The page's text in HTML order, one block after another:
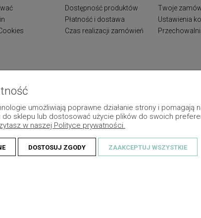
Dostępność produktów
Płatność i dostawa
Czas realizacji zamówień
Twoje
Ustawienia
umożliwiają poprawne działanie strony i
sklepu lub dostosować użycie plików do swoich
w naszej Polityce prywatności.
DOSTOSUJ ZGODY ZAAKCEPTUJ WSZYSTKIE